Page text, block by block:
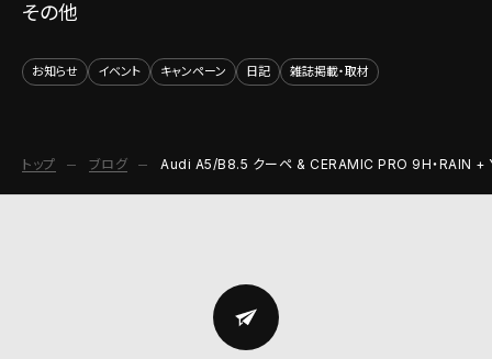
その他
お知らせ イベント キャンペーン 日記 雑誌掲載・取材
トップ ブログ Audi A5/B8.5 クーペ & CERAMIC PRO 9H・RAIN +